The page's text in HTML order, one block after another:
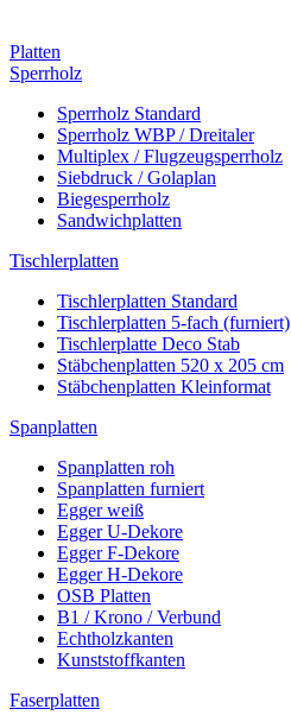
Platten
Sperrholz
Sperrholz Standard
Sperrholz WBP / Dreitaler
Multiplex / Flugzeugsperrholz
Siebdruck / Golaplan
Biegesperrholz
Sandwichplatten
Tischlerplatten
Tischlerplatten Standard
Tischlerplatten 5-fach (furniert)
Tischlerplatte Deco Stab
Stäbchenplatten 520 x 205 cm
Stäbchenplatten Kleinformat
Spanplatten
Spanplatten roh
Spanplatten furniert
Egger weiß
Egger U-Dekore
Egger F-Dekore
Egger H-Dekore
OSB Platten
B1 / Krono / Verbund
Echtholzkanten
Kunststoffkanten
Faserplatten